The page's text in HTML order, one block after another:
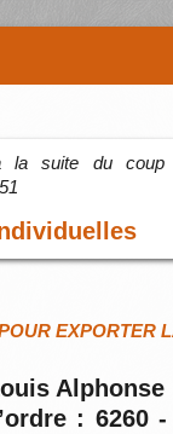
la suite du coup
EXPORTER
Alphonse
: 6260